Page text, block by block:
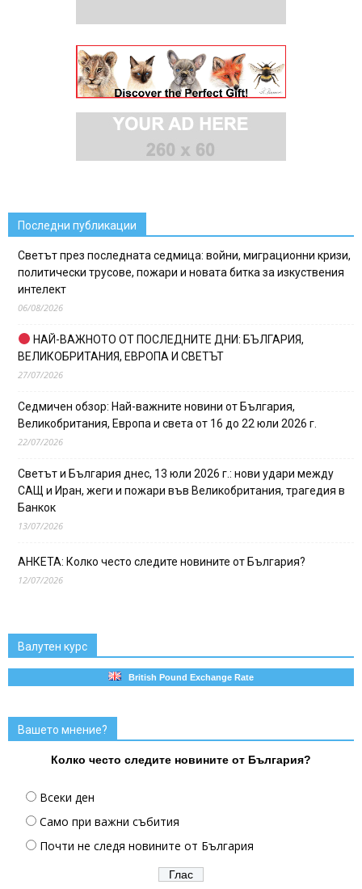
Последни публикации
Светът през последната седмица: войни, миграционни кризи,
политически трусове, пожари и новата битка за изкуствения
интелект
06/08/2026
НАЙ-ВАЖНОТО ОТ ПОСЛЕДНИТЕ ДНИ: БЪЛГАРИЯ,
ВЕЛИКОБРИТАНИЯ, ЕВРОПА И СВЕТЪТ
27/07/2026
Седмичен обзор: Най-важните новини от България,
Великобритания, Европа и света от 16 до 22 юли 2026 г.
22/07/2026
Светът и България днес, 13 юли 2026 г.: нови удари между
САЩ и Иран, жеги и пожари във Великобритания, трагедия в
Банкок
13/07/2026
АНКЕТА: Колко често следите новините от България?
12/07/2026
Валутен курс
British Pound Exchange Rate
Вашето мнение?
Колко често следите новините от България?
Всеки ден
Само при важни събития
Почти не следя новините от България